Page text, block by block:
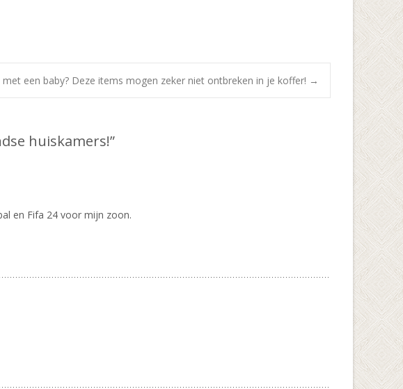
met een baby? Deze items mogen zeker niet ontbreken in je koffer! →
huiskamers!”
en Fifa 24 voor mijn zoon.